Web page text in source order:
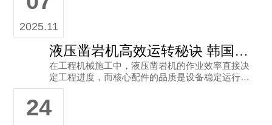
2025.11
液压凿岩机高效运转秘诀 韩国Autox配件与奥拓斯选型指南
在工程机械施工中，液压凿岩机的作业效率直接决
定工程进度，而核心配件的品质是设备稳定运行的
关键。作为深耕行业多年的供应商，广州市奥拓斯
工程机械有限公司为从业者提供
24